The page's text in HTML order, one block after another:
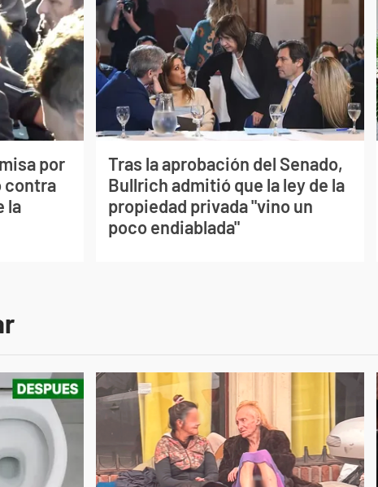
por
contra
la
Tras la aprobación del Senado,
Bullrich admitió que la ley de la
propiedad privada "vino un
poco endiablada"